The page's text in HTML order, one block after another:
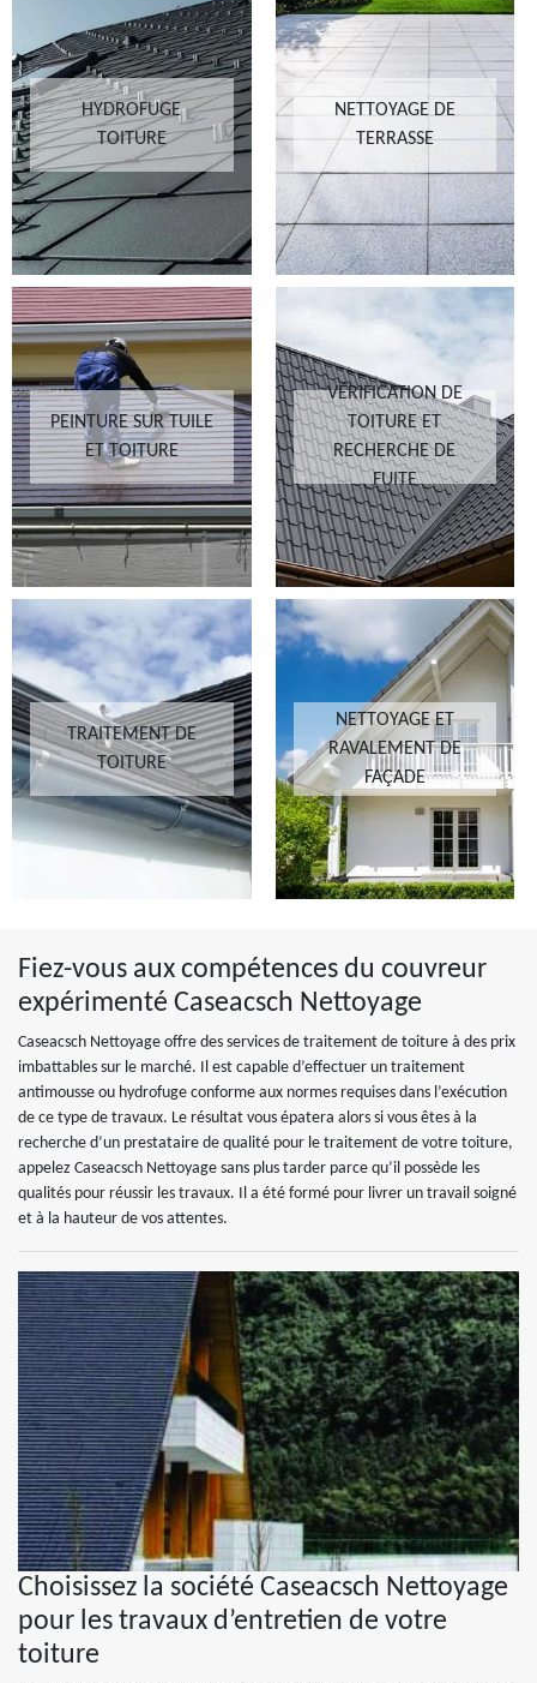
HYDROFUGE
TOITURE
NETTOYAGE DE
TERRASSE
PEINTURE SUR TUILE
ET TOITURE
VÉRIFICATION DE
TOITURE ET
RECHERCHE DE
FUITE
TRAITEMENT DE
TOITURE
NETTOYAGE ET
RAVALEMENT DE
FAÇADE
Fiez-vous aux compétences du couvreur
expérimenté Caseacsch Nettoyage
Caseacsch Nettoyage offre des services de traitement de toiture à des prix
imbattables sur le marché. Il est capable d’effectuer un traitement
antimousse ou hydrofuge conforme aux normes requises dans l’exécution
de ce type de travaux. Le résultat vous épatera alors si vous êtes à la
recherche d’un prestataire de qualité pour le traitement de votre toiture,
appelez Caseacsch Nettoyage sans plus tarder parce qu’il possède les
qualités pour réussir les travaux. Il a été formé pour livrer un travail soigné
et à la hauteur de vos attentes.
Choisissez la société Caseacsch Nettoyage
pour les travaux d’entretien de votre
toiture